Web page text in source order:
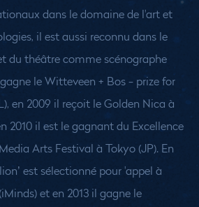
dans le domaine de l'art et
il est aussi reconnu dans le
du théâtre comme scénographe
le Witteveen + Bos - prize for
en 2009 il reçoit le Golden Nica à
2010 il est le gagnant du Excellence
Arts Festival à Tokyo (JP). En
est sélectionné pour 'appel à
et en 2013 il gagne le